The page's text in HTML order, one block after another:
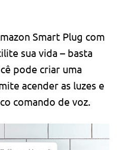
Smart Plug com
sua vida – basta
pode criar uma
acender as luzes e
comando de voz.